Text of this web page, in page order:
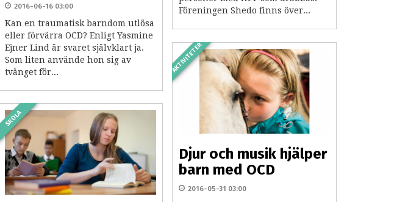
Föreningen Shedo finns över...
2016-06-16 03:00
Kan en traumatisk barndom utlösa
eller förvärra OCD? Enligt Yasmine
Ejner Lind är svaret självklart ja.
Som liten använde hon sig av
tvånget för...
AKTIVITETER
Djur och musik hjälper
barn med OCD
2016-05-31 03:00
SKOLA